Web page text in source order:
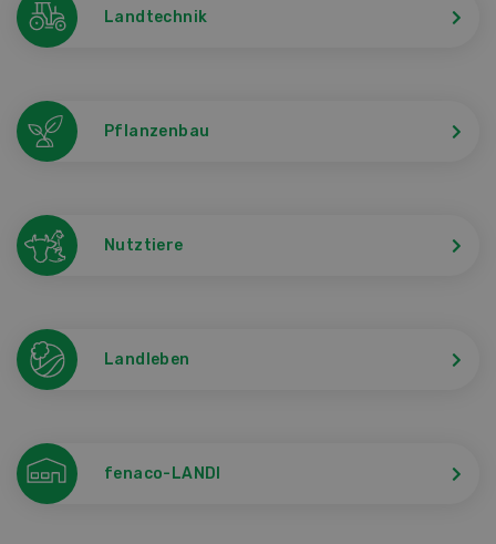
Landtechnik
Pflanzenbau
Nutztiere
Landleben
fenaco-LANDI